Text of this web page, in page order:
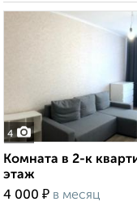
4
Комната в 2-к
этаж
4 000 ₽ в месяц